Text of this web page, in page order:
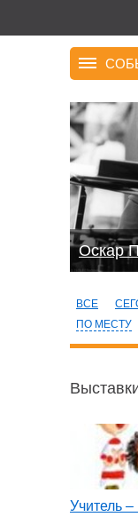
Оскар
ВСЕ
ПО МЕСТУ
Учитель